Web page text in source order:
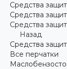
Средства
Средства
Средства
Назад
Средства
Все перчатки